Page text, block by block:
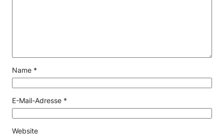
Name *
E-Mail-Adresse *
Website